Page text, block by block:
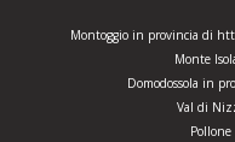
Montoggio in provincia di
Monte
Domodossola in
Val di